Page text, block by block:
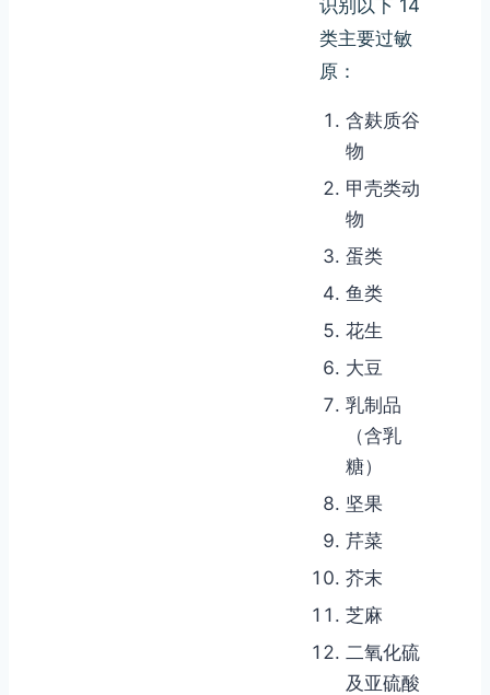
识别以下 14
类主要过敏
原：
含麸质谷
物
甲壳类动
物
蛋类
鱼类
花生
大豆
乳制品
（含乳
糖）
坚果
芹菜
芥末
芝麻
二氧化硫
及亚硫酸